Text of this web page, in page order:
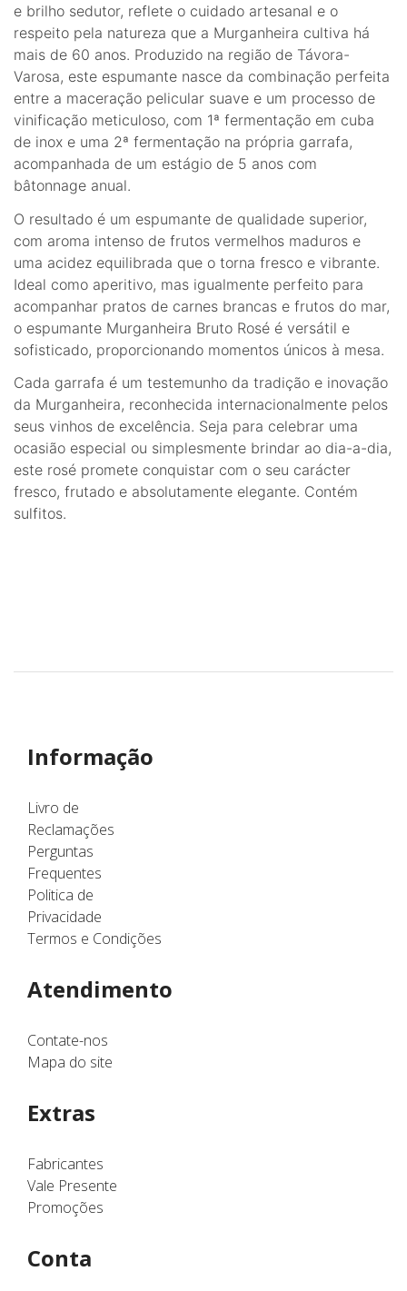
e brilho sedutor, reflete o cuidado artesanal e o
respeito pela natureza que a Murganheira cultiva há
mais de 60 anos. Produzido na região de Távora-
Varosa, este espumante nasce da combinação perfeita
entre a maceração pelicular suave e um processo de
vinificação meticuloso, com 1ª fermentação em cuba
de inox e uma 2ª fermentação na própria garrafa,
acompanhada de um estágio de 5 anos com
bâtonnage anual.
O resultado é um espumante de qualidade superior,
com aroma intenso de frutos vermelhos maduros e
uma acidez equilibrada que o torna fresco e vibrante.
Ideal como aperitivo, mas igualmente perfeito para
acompanhar pratos de carnes brancas e frutos do mar,
o espumante Murganheira Bruto Rosé é versátil e
sofisticado, proporcionando momentos únicos à mesa.
Cada garrafa é um testemunho da tradição e inovação
da Murganheira, reconhecida internacionalmente pelos
seus vinhos de excelência. Seja para celebrar uma
ocasião especial ou simplesmente brindar ao dia-a-dia,
este rosé promete conquistar com o seu carácter
fresco, frutado e absolutamente elegante. Contém
sulfitos.
Informação
Livro de
Reclamações
Perguntas
Frequentes
Politica de
Privacidade
Termos e Condições
Atendimento
Contate-nos
Mapa do site
Extras
Fabricantes
Vale Presente
Promoções
Conta